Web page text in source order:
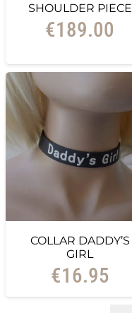
SHOULDER PIECE
€189.00
COLLAR DADDY’S
GIRL
€16.95